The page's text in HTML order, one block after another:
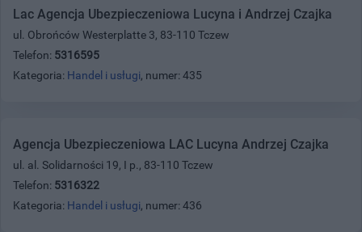
Lac Agencja Ubezpieczeniowa Lucyna i Andrzej Czajka
ul. Obrońców Westerplatte 3, 83-110 Tczew
Telefon: 5316595
Kategoria: Handel i usługi, numer: 435
Agencja Ubezpieczeniowa LAC Lucyna Andrzej Czajka
ul. al. Solidarności 19, I p., 83-110 Tczew
Telefon: 5316322
Kategoria: Handel i usługi, numer: 436